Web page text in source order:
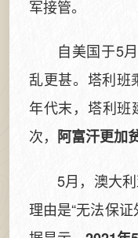
军接管。
自美国于5
乱更甚。塔利班
年代末，塔利班
次， 阿富汗更加
5月，澳大
理由是“无法保